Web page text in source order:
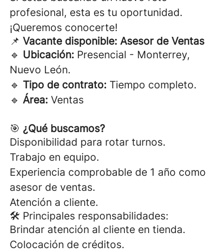
profesional, esta es tu oportunidad.
¡Queremos conocerte!
📌 Vacante disponible: Asesor de Ventas
🔹 Ubicación: Presencial - Monterrey,
Nuevo León.
🔹 Tipo de contrato: Tiempo completo.
🔹 Área: Ventas
🎯 ¿Qué buscamos?
Disponibilidad para rotar turnos.
Trabajo en equipo.
Experiencia comprobable de 1 año como
asesor de ventas.
Atención a cliente.
🛠 Principales responsabilidades:
Brindar atención al cliente en tienda.
Colocación de créditos.